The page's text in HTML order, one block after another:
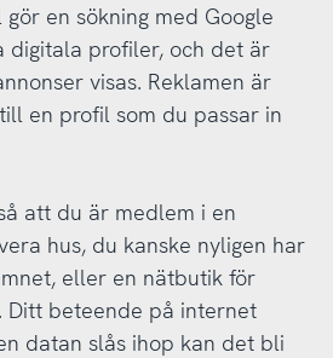
en sökning med Google
digitala profiler, och det är
visas. Reklamen är
en profil som du passar in
att du är medlem i en
hus, du kanske nyligen har
eller en nätbutik för
beteende på internet
datan slås ihop kan det bli